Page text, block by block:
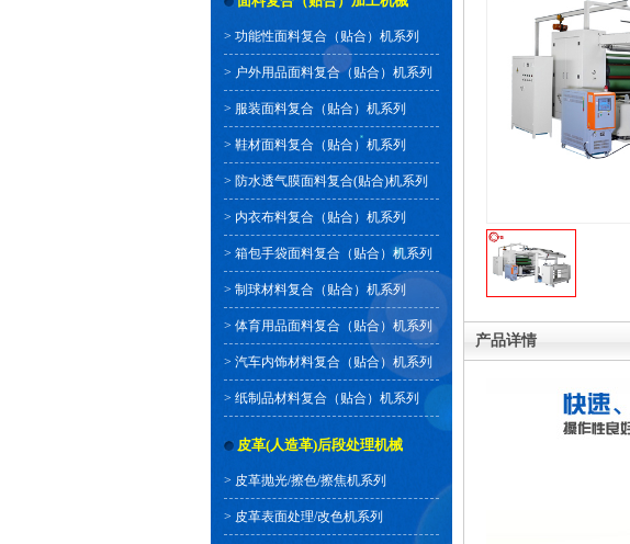
> 功能性面料复合（贴合）机系列
> 户外用品面料复合（贴合）机系列
> 服装面料复合（贴合）机系列
> 鞋材面料复合（贴合）机系列
> 防水透气膜面料复合(贴合)机系列
> 内衣布料复合（贴合）机系列
> 箱包手袋面料复合（贴合）机系列
> 制球材料复合（贴合）机系列
> 体育用品面料复合（贴合）机系列
> 汽车内饰材料复合（贴合）机系列
> 纸制品材料复合（贴合）机系列
皮革(人造革)后段处理机械
> 皮革抛光/擦色/擦焦机系列
> 皮革表面处理/改色机系列
产品详情